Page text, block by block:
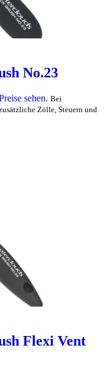
No.23
sehen. Bei
Zölle, Steuern und
Flexi Vent